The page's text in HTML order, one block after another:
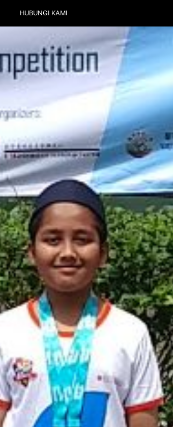
HUBUNGI KAMI